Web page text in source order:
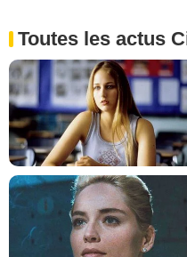
Toutes les actus